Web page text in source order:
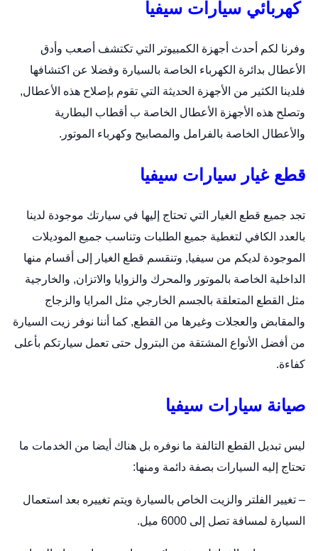
كهربائي سيارات سيفيا
وفرنا لكم أحدث أجهزة الكمبيوتر التي تكتشف أصعب وأدق
الأعطال بدائرة الكهرباء الخاصة بالسيارة وفضلا عن اكتشافها
فلدينا الكثير من الأجهزة الحديثة التي تقوم بإصلاح هذه الأعطال,
وتصلح هذه الأجهزة الأعطال الخاصة ب أقطاب البطارية
والأعطال الخاصة بالفرامل والمصابيح وكهرباء الموتور.
قطع غيار سيارات سيفيا
تجد جميع قطع الغيار التي تحتاج إليها في سيارتك موجودة لدينا
بالعدد الكافي لتغطية جميع الطلبات وتناسب جميع الموديلات
الموجودة لديكم من سيفيا, وتنقسم قطع الغيار إلى أقسام منها
الداخلية الخاصة بالموتور والمحرك والزوايا والاتزان, والخارجية
مثل القطع المتعلقة بالجسم الخارجي مثل المرايا والزجاج
والمقابض والعجلات وغيرها من القطع, كما أننا نوفر زيت السيارة
من أفضل الأنواع المشتقة من البترول حتى تعمل سيارتكم بأعلى
كفاءة.
صيانة سيارات سيفيا
ليس تبديل القطع التالفة ما نوفره بل هناك أيضا من الخدمات ما
تحتاج إليه السيارات بصفة دائمة ومنها:
– تغيير الفلتر والزيت الخاص بالسيارة ويتم تغييره بعد استعمال
السيارة لمسافة تصل إلى 6000 ميل.